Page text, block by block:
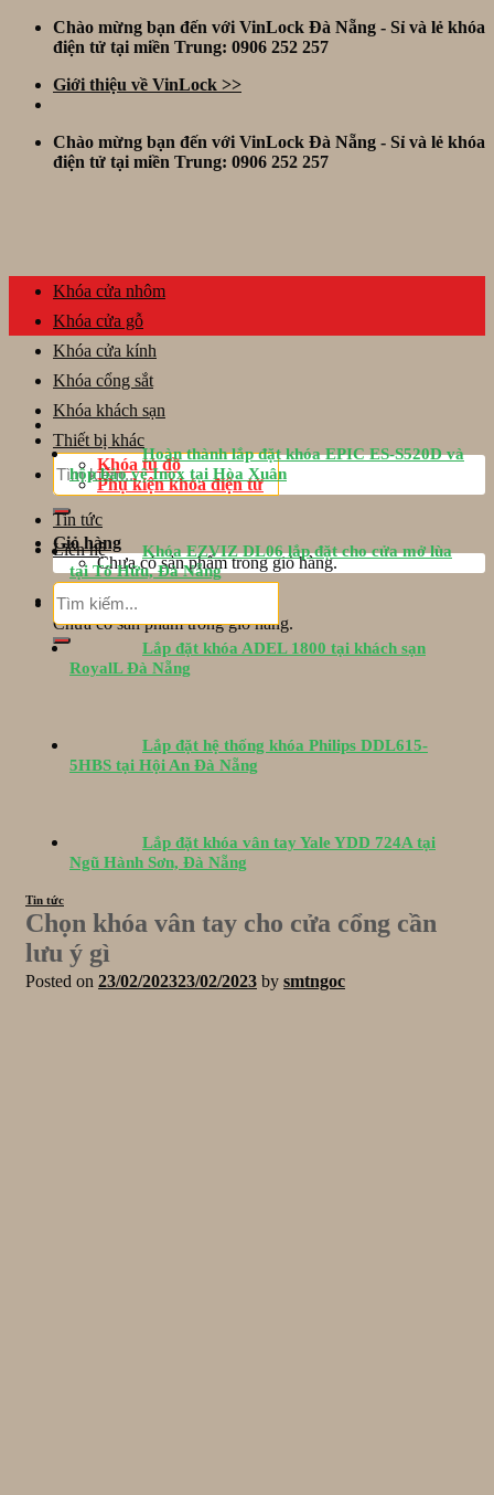
Skip
Chào mừng bạn đến với VinLock Đà Nẵng - Sỉ và lẻ khóa
điện tử tại miền Trung: 0906 252 257
Giới thiệu về VinLock >>
Chào mừng bạn đến với VinLock Đà Nẵng - Sỉ và lẻ khóa
điện tử tại miền Trung: 0906 252 257
Tìm
kiếm:
Giỏ hàng
Chưa có sản phẩm trong giỏ hàng.
Giỏ hàng
Chưa có sản phẩm trong giỏ hàng.
Khóa cửa nhôm
Khóa cửa gỗ
Khóa cửa kính
Khóa cổng sắt
Khóa khách sạn
Thiết bị khác
Khóa tủ đồ
Phụ kiện khóa điện tử
Tin tức
Liên hệ
Tìm
kiếm:
Hoàn thành lắp đặt khóa EPIC ES-S520D và
hộp bảo vệ Inox tại Hòa Xuân
Khóa EZVIZ DL06 lắp đặt cho cửa mở lùa
tại Tố Hữu, Đà Nẵng
Lắp đặt khóa ADEL 1800 tại khách sạn
RoyalL Đà Nẵng
Lắp đặt hệ thống khóa Philips DDL615-
5HBS tại Hội An Đà Nẵng
Lắp đặt khóa vân tay Yale YDD 724A tại
Ngũ Hành Sơn, Đà Nẵng
Tin tức
Chọn khóa vân tay cho cửa cổng cần
lưu ý gì
Posted on 23/02/202323/02/2023 by smtngoc